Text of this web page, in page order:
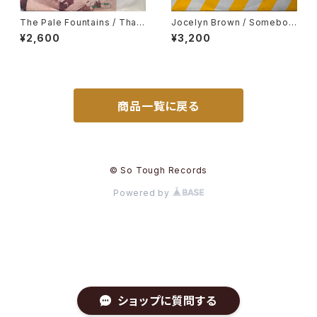
ショップに質問する
The Pale Fountains / Than
k You
¥2,600
Jocelyn Brown / Somebod
y Else's Guy
¥3,200
商品一覧に戻る
© So Tough Records
Powered by